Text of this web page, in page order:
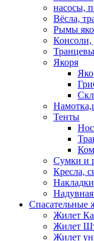
насосы,
Вёсла,
Рымы
Консоли,
Якоря
Тенты
Сумки и
Кресла,
Спасательные
Жилет
Жилет
Жилет